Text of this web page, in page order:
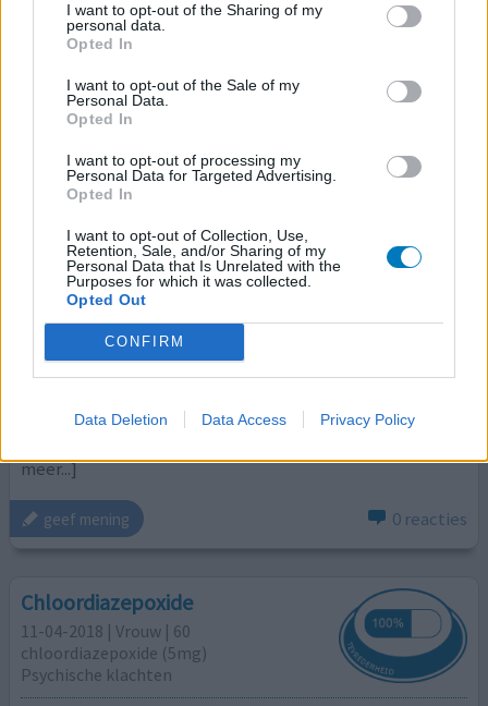
I want to opt-out of the Sharing of my
personal data.
Opted In
I want to opt-out of the Sale of my
Personal Data.
Opted In
I want to opt-out of processing my
Personal Data for Targeted Advertising.
Opted In
I want to opt-out of Collection, Use,
Retention, Sale, and/or Sharing of my
Personal Data that Is Unrelated with the
Purposes for which it was collected.
Opted Out
CONFIRM
Data Deletion Data Access Privacy Policy
geef mening 0 reacties
Chloordiazepoxide
chloordiazepoxide (10mg)
Angst & paniekstoornis
Hoeveelheid bijwerkingen
Veel meegemaakt en met librium begonnen in 1974 en
dat sloeg goed aan. Mijn leven werd weer leefbaar en
werd erg rustig van dit medicijn. Gebruik nu dagelijks 30
mg chloordiazepoxide en dat ook al tientallen jaren en
de handel genomen e er is geen loco voor dit medicijn,
meer...]
geef mening 0 reacties
Chloordiazepoxide
11-04-2018 | Vrouw | 60
chloordiazepoxide (5mg)
Psychische klachten